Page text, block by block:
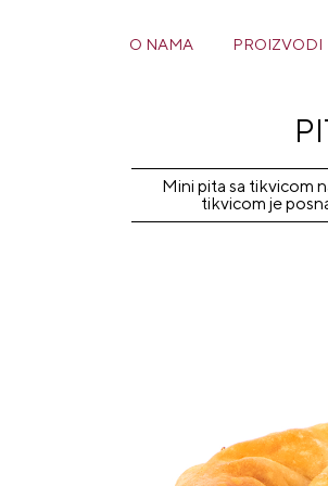
O NAMA PROIZVODI
Mini pita sa tikvicom
tikvicom je